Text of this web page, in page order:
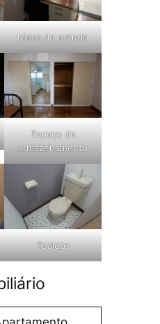
Mesa de estudo
Espaço de
armazenamento
Toalete